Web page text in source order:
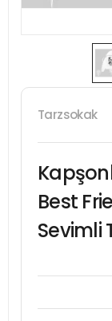
Tarzsokak
Best
Sevimli